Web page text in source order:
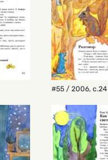
#55 / 2006, с.24